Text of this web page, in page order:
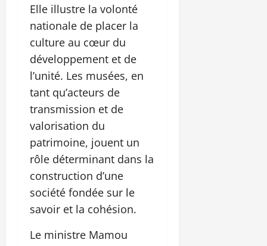
Elle illustre la volonté
nationale de placer la
culture au cœur du
développement et de
l’unité. Les musées, en
tant qu’acteurs de
transmission et de
valorisation du
patrimoine, jouent un
rôle déterminant dans la
construction d’une
société fondée sur le
savoir et la cohésion.
Le ministre Mamou